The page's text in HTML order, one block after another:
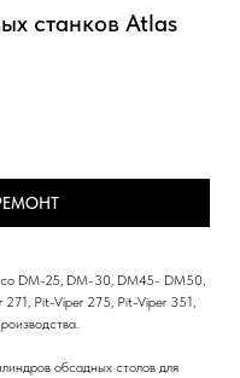
станков Atlas
DM-25, DM-30, DM45- DM50,
Pit-Viper 275, Pit-Viper 351,
обсадных столов для